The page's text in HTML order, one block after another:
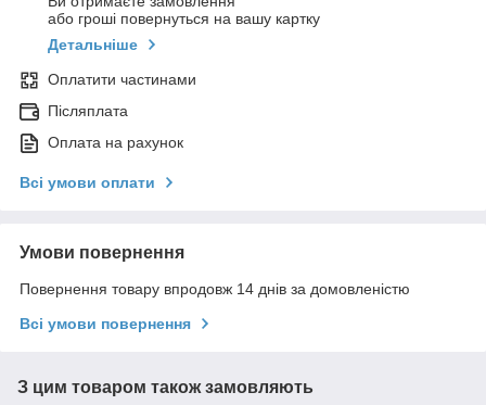
або гроші повернуться на вашу картку
Детальніше
Оплатити частинами
Післяплата
Оплата на рахунок
Всі умови оплати
Умови повернення
Повернення товару впродовж 14 днів за домовленістю
Всі умови повернення
З цим товаром також замовляють